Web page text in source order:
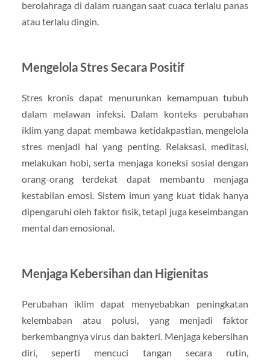
berolahraga di dalam ruangan saat cuaca terlalu panas
atau terlalu dingin.
Mengelola Stres Secara Positif
Stres kronis dapat menurunkan kemampuan tubuh
dalam melawan infeksi. Dalam konteks perubahan
iklim yang dapat membawa ketidakpastian, mengelola
stres menjadi hal yang penting. Relaksasi, meditasi,
melakukan hobi, serta menjaga koneksi sosial dengan
orang-orang terdekat dapat membantu menjaga
kestabilan emosi. Sistem imun yang kuat tidak hanya
dipengaruhi oleh faktor fisik, tetapi juga keseimbangan
mental dan emosional.
Menjaga Kebersihan dan Higienitas
Perubahan iklim dapat menyebabkan peningkatan
kelembaban atau polusi, yang menjadi faktor
berkembangnya virus dan bakteri. Menjaga kebersihan
diri, seperti mencuci tangan secara rutin,